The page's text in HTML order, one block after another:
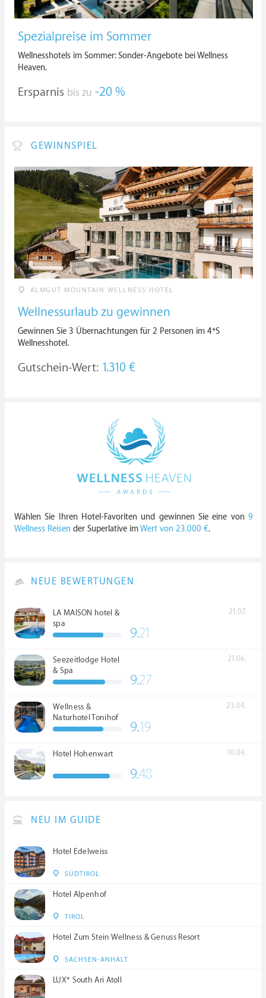
Spezialpreise im Sommer
Wellnesshotels im Sommer: Sonder-Angebote bei Wellness
Heaven.
Ersparnis bis zu -20 %
GEWINNSPIEL
ALMGUT MOUNTAIN WELLNESS HOTEL
Wellnessurlaub zu gewinnen
Gewinnen Sie 3 Übernachtungen für 2 Personen im 4*S
Wellnesshotel.
Gutschein-Wert: 1.310 €
Wählen Sie Ihren Hotel-Favoriten und gewinnen Sie eine von 9
Wellness Reisen der Superlative imWert von 23.000 €.
NEUE BEWERTUNGEN
LA MAISON hotel &
spa
21.07.
9.21
Seezeitlodge Hotel
& Spa
21.06.
9.27
Wellness &
Naturhotel Tonihof
****S
23.04.
9.19
Hotel Hohenwart 10.04.
9.48
NEU IM GUIDE
Hotel Edelweiss
SÜDTIROL
Hotel Alpenhof
TIROL
Hotel Zum Stein Wellness & Genuss Resort
SACHSEN-ANHALT
LUX* South Ari Atoll